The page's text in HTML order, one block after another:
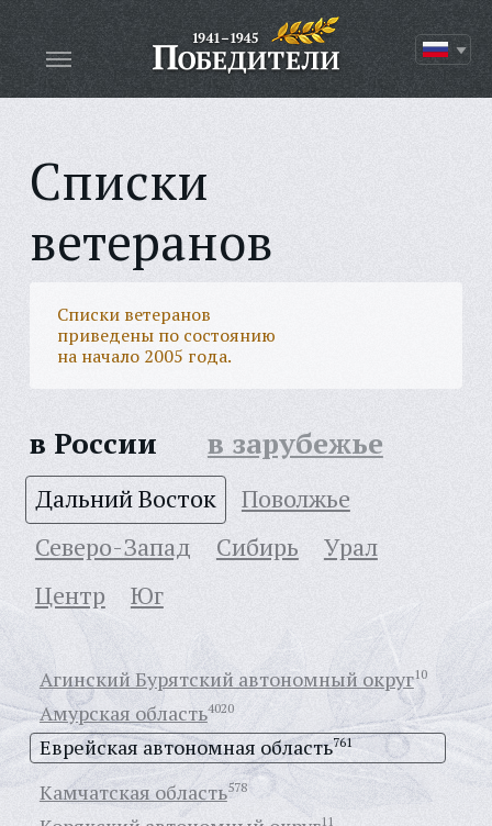
Списки
ветеранов
Списки ветеранов
приведены по состоянию
на начало 2005 года.
в России в зарубежье
Дальний Восток
Поволжье
Северо-Запад
Сибирь
Урал
Центр
Юг
Агинский Бурятский автономный округ10
Амурская область4020
Еврейская автономная область761
Камчатская область578
11